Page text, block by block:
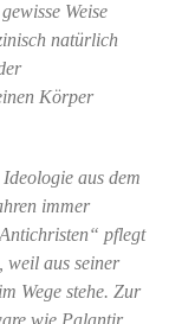
Weise
natürlich
Körper
aus dem
immer
pflegt
weil aus seiner
Wege stehe. Zur